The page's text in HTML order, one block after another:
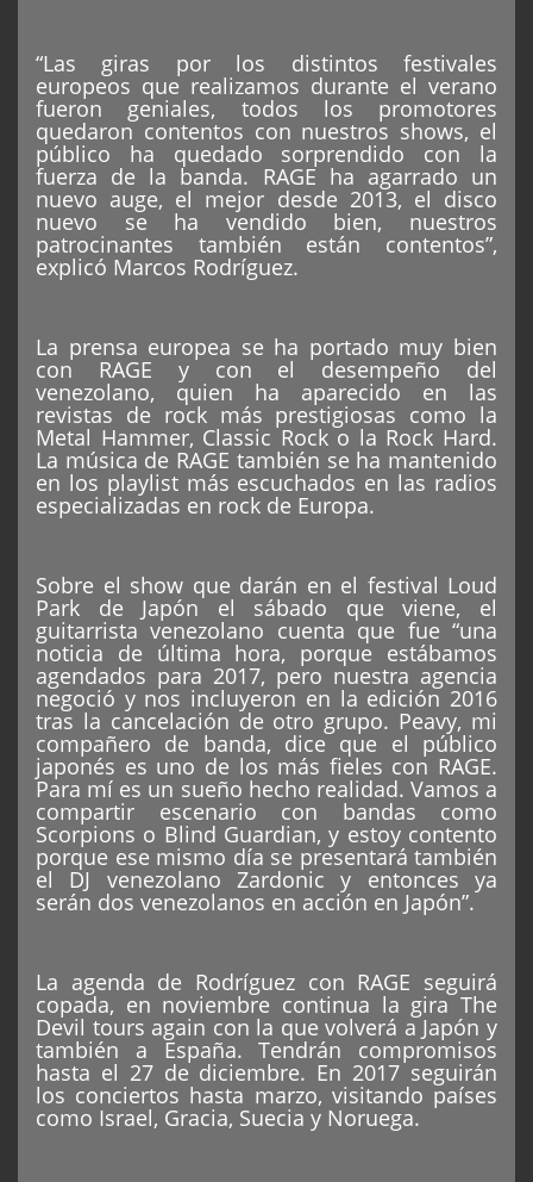
“Las giras por los distintos festivales
europeos que realizamos durante el verano
fueron geniales, todos los promotores
quedaron contentos con nuestros shows, el
público ha quedado sorprendido con la
fuerza de la banda. RAGE ha agarrado un
nuevo auge, el mejor desde 2013, el disco
nuevo se ha vendido bien, nuestros
patrocinantes también están contentos”,
explicó Marcos Rodríguez.
La prensa europea se ha portado muy bien
con RAGE y con el desempeño del
venezolano, quien ha aparecido en las
revistas de rock más prestigiosas como la
Metal Hammer, Classic Rock o la Rock Hard.
La música de RAGE también se ha mantenido
en los playlist más escuchados en las radios
especializadas en rock de Europa.
Sobre el show que darán en el festival Loud
Park de Japón el sábado que viene, el
guitarrista venezolano cuenta que fue “una
noticia de última hora, porque estábamos
agendados para 2017, pero nuestra agencia
negoció y nos incluyeron en la edición 2016
tras la cancelación de otro grupo. Peavy, mi
compañero de banda, dice que el público
japonés es uno de los más fieles con RAGE.
Para mí es un sueño hecho realidad. Vamos a
compartir escenario con bandas como
Scorpions o Blind Guardian, y estoy contento
porque ese mismo día se presentará también
el DJ venezolano Zardonic y entonces ya
serán dos venezolanos en acción en Japón”.
La agenda de Rodríguez con RAGE seguirá
copada, en noviembre continua la gira The
Devil tours again con la que volverá a Japón y
también a España. Tendrán compromisos
hasta el 27 de diciembre. En 2017 seguirán
los conciertos hasta marzo, visitando países
como Israel, Gracia, Suecia y Noruega.